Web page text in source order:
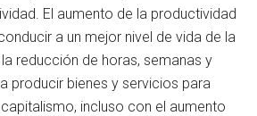
El aumento de la productividad
a un mejor nivel de vida de la
reducción de horas, semanas y
producir bienes y servicios para
incluso con el aumento